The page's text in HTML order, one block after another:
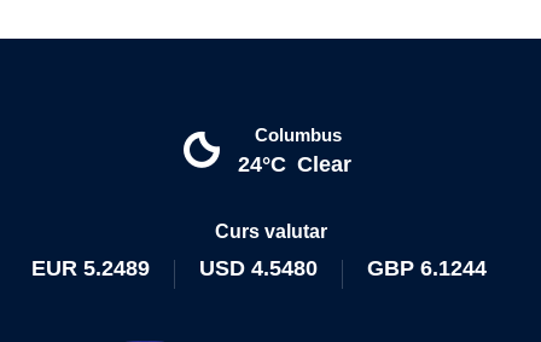
Columbus
24°C Clear
Curs valutar
EUR 5.2489 USD 4.5480 GBP 6.1244